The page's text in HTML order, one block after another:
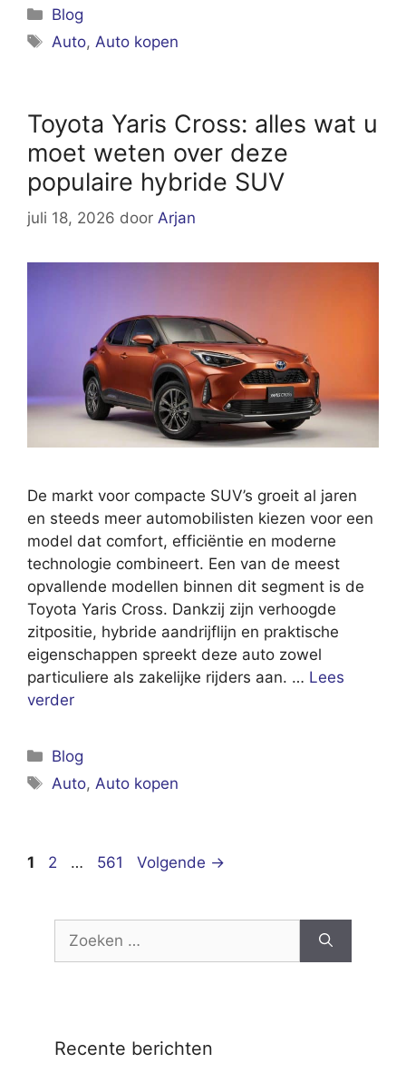
Categorieën
Blog
Tags
Auto, Auto kopen
Toyota Yaris Cross: alles wat u
moet weten over deze
populaire hybride SUV
juli 18, 2026 door Arjan
De markt voor compacte SUV’s groeit al jaren
en steeds meer automobilisten kiezen voor een
model dat comfort, efficiëntie en moderne
technologie combineert. Een van de meest
opvallende modellen binnen dit segment is de
Toyota Yaris Cross. Dankzij zijn verhoogde
zitpositie, hybride aandrijflijn en praktische
eigenschappen spreekt deze auto zowel
particuliere als zakelijke rijders aan. … Lees
verder
Categorieën
Blog
Tags
Auto, Auto kopen
Pagina
1 Pagina
2 … Pagina
561 Volgende →
naar:
Recente berichten